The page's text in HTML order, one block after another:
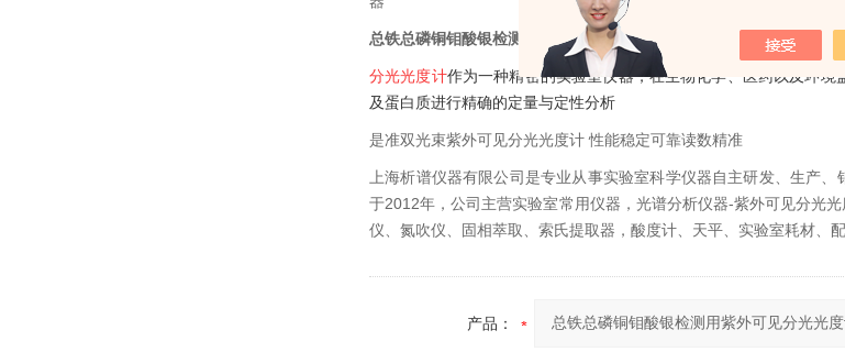
总铁总磷铜钼酸银检测用紫外可见分光光度计
分光光度计作为一种精密的实验室仪器，在生物化学、医药以及环境
及蛋白质进行精确的定量与定性分析
是准双光束紫外可见分光光度计 性能稳定可靠读数精准
上海析谱仪器有限公司是专业从事实验室科学仪器自主研发、生产
于2012年，公司主营实验室常用仪器，光谱分析仪器-紫外可见分光
仪、氮吹仪、固相萃取、索氏提取器，酸度计、天平、实验室耗材、
产品：